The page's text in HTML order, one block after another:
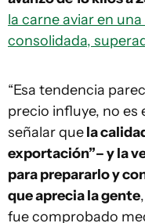
la carne aviar en
consolidada,
“Esa tendencia
precio influye, no es
señalar quela
exportación”– y la
para prepararlo y
que aprecia la gente
fue comprobado